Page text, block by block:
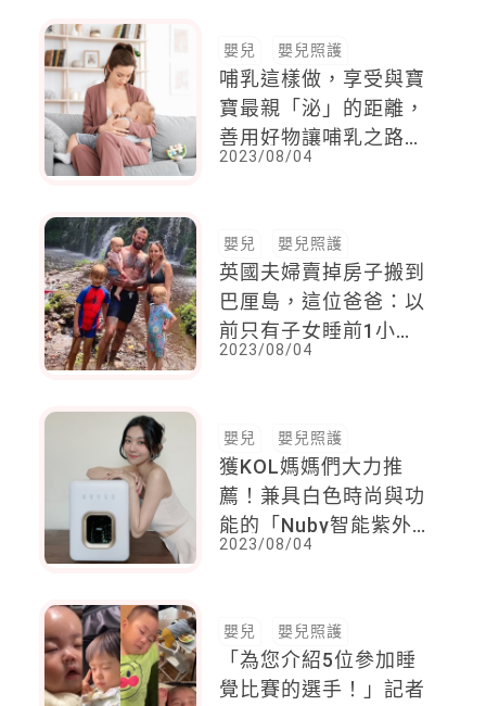
嬰兒 嬰兒照護
哺乳這樣做，享受與寶
寶最親「泌」的距離，
善用好物讓哺乳之路更
順暢
2023/08/04
嬰兒 嬰兒照護
英國夫婦賣掉房子搬到
巴厘島，這位爸爸：以
前只有子女睡前1小時
的親子時間！現在終於
2023/08/04
嬰兒 嬰兒照護
獲KOL媽媽們大力推
薦！兼具白色時尚與功
能的「Nuby智能紫外
線殺菌烘乾機」，消毒
2023/08/04
嬰兒 嬰兒照護
「為您介紹5位參加睡
覺比賽的選手！」記者